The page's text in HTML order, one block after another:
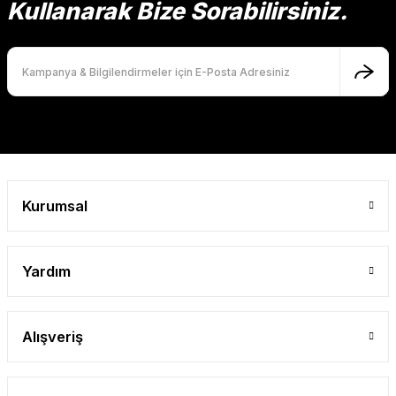
Ürün fiyatı diğer sitelerden daha pahalı.
Bu ürüne benzer farklı alternatifler olmalı.
Kullanarak Bize Sorabilirsiniz.
Kurumsal
Yardım
Alışveriş